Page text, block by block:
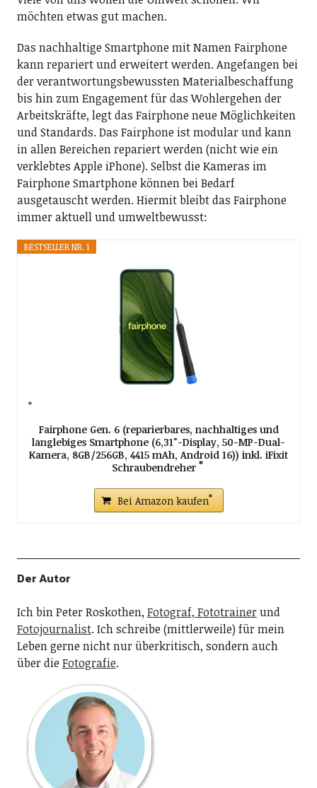
möchten etwas gut machen.
Das nachhaltige Smartphone mit Namen Fairphone
kann repariert und erweitert werden. Angefangen bei
der verantwortungsbewussten Materialbeschaffung
bis hin zum Engagement für das Wohlergehen der
Arbeitskräfte, legt das Fairphone neue Möglichkeiten
und Standards. Das Fairphone ist modular und kann
in allen Bereichen repariert werden (nicht wie ein
verklebtes Apple iPhone). Selbst die Kameras im
Fairphone Smartphone können bei Bedarf
ausgetauscht werden. Hiermit bleibt das Fairphone
immer aktuell und umweltbewusst:
BESTSELLER NR. 1
Fairphone Gen. 6 (reparierbares, nachhaltiges und
langlebiges Smartphone (6,31"-Display, 50-MP-Dual-
Kamera, 8GB/256GB, 4415 mAh, Android 16)) inkl. iFixit
Schraubendreher
Bei Amazon kaufen
Der Autor
Ich bin Peter Roskothen, Fotograf, Fototrainer und
Fotojournalist. Ich schreibe (mittlerweile) für mein
Leben gerne nicht nur überkritisch, sondern auch
über dieFotografie.